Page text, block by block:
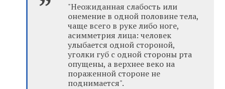
"Неожиданная слабость или
онемение в одной половине тела,
чаще всего в руке либо ноге,
асимметрия лица: человек
улыбается одной стороной,
уголки губ с одной стороны рта
опущены, а верхнее веко на
пораженной стороне не
поднимается".